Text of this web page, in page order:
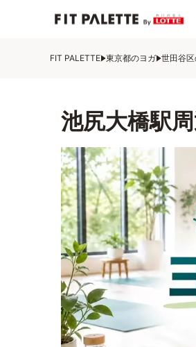
FIT PALETTE 東京都のヨガ 世田谷
池尻大橋駅